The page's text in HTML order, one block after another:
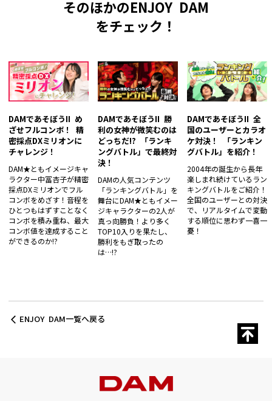
そのほかのENJOY DAM
をチェック！
DAMであそぼうII め
ざせフルコンボ！ 精
密採点DXミリオンに
チャレンジ！
DAM★ともイメージキャ
ラクター中冨杏子が精密
採点DXミリオンでフル
コンボをめざす！音程を
ひとつもはずすことなく
コンボを積み重ね、最大
コンボ値を達成すること
ができるのか!?
DAMであそぼうII 勝
利の女神が微笑むのは
どっちだ!? 「ランキ
ングバトル」で最終対
決！
DAMの人気コンテンツ
「ランキングバトル」を
舞台にDAM★ともイメー
ジキャラクターの2人が
真っ向勝負！より多く
TOP10入りを果たし、
勝利をもぎ取ったの
は…!?
DAMであそぼうII 全
国のユーザーとカラオ
ケ対決！ 「ランキン
グバトル」を紹介！
2004年の誕生から長年
楽しまれ続けているラン
キングバトルをご紹介！
全国のユーザーとの対決
で、リアルタイムで変動
する順位に思わず一喜一
憂！
ENJOY DAM一覧へ戻る